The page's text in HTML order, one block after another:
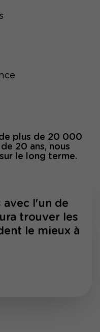
plus de 20 000
20 ans, nous
le long terme.
avec l'un de
trouver les
le mieux à